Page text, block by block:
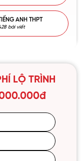
ANH THPT
bài viết
LỘ TRÌNH